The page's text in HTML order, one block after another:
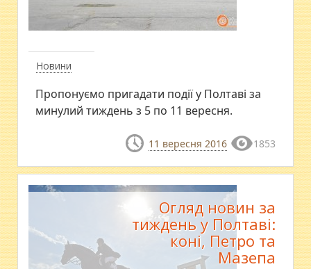
Новини
Пропонуємо пригадати події у Полтаві за
минулий тиждень з 5 по 11 вересня.
11 вересня 2016 1853
Огляд новин за
тиждень у Полтаві:
коні, Петро та
Мазепа